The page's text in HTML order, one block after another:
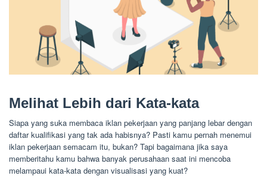
Melihat Lebih dari Kata-kata
Siapa yang suka membaca iklan pekerjaan yang panjang lebar dengan
daftar kualifikasi yang tak ada habisnya? Pasti kamu pernah menemui
iklan pekerjaan semacam itu, bukan? Tapi bagaimana jika saya
memberitahu kamu bahwa banyak perusahaan saat ini mencoba
melampaui kata-kata dengan visualisasi yang kuat?